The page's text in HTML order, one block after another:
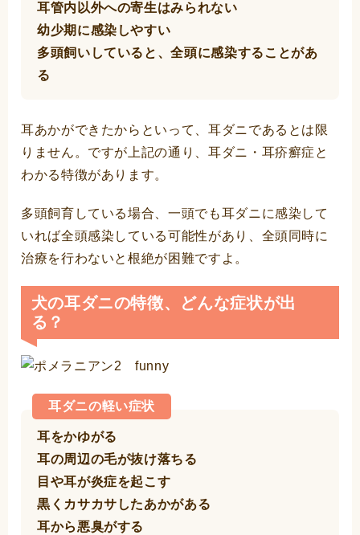
耳管内以外への寄生はみられない
幼少期に感染しやすい
多頭飼いしていると、全頭に感染することがあ
る
耳あかができたからといって、耳ダニであるとは限
りません。ですが上記の通り、耳ダニ・耳疥癬症と
わかる特徴があります。
多頭飼育している場合、一頭でも耳ダニに感染して
いれば全頭感染している可能性があり、全頭同時に
治療を行わないと根絶が困難ですよ。
犬の耳ダニの特徴、どんな症状が出
る？
耳ダニの軽い症状
耳をかゆがる
耳の周辺の毛が抜け落ちる
目や耳が炎症を起こす
黒くカサカサしたあかがある
耳から悪臭がする